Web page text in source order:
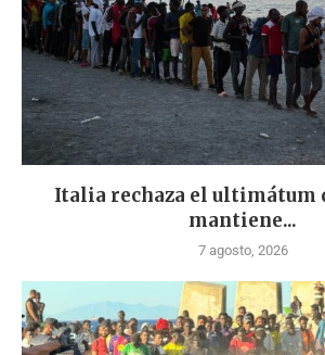
Italia rechaza el ultimátum
mantiene...
7 agosto, 2026